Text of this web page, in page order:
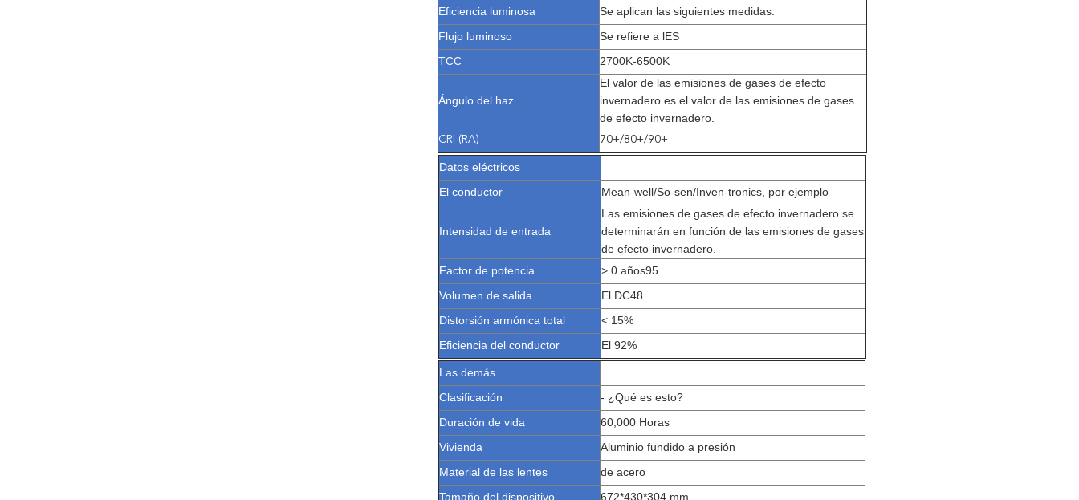
Eficiencia luminosa
Se aplican las siguientes medidas:
Flujo luminoso
Se refiere a lES
TCC
2700K-6500K
Ángulo del haz
El valor de las emisiones de gases de efecto
invernadero es el valor de las emisiones de gases
de efecto invernadero.
CRI (RA) 70+/80+/90+
Datos eléctricos
El conductor
Mean-well/So-sen/Inven-tronics, por ejemplo
Intensidad de entrada
Las emisiones de gases de efecto invernadero se
determinarán en función de las emisiones de gases
de efecto invernadero.
Factor de potencia
> 0 años95
Volumen de salida
El DC48
Distorsión armónica total
< 15%
Eficiencia del conductor
El 92%
Las demás
Clasificación
- ¿Qué es esto?
Duración de vida
60,000 Horas
Vivienda
Aluminio fundido a presión
Material de las lentes
de acero
Tamaño del dispositivo
672*430*304 mm